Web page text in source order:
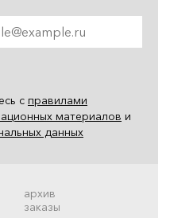
с правилами
материалов и
данных
архив
заказы